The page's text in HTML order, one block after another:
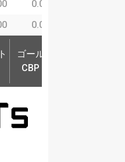
CBP
0.00
0.00
ゴール
CBP